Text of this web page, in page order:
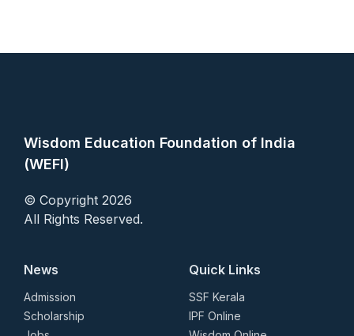
Wisdom Education Foundation of India
(WEFI)
© Copyright 2026
All Rights Reserved.
News
Admission
Scholarship
Quick Links
SSF Kerala
IPF Online